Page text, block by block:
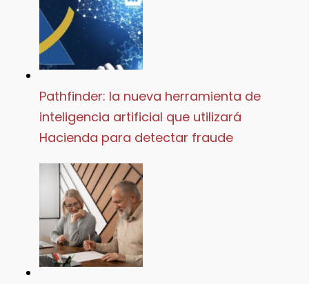
Pathfinder: la nueva herramienta de
inteligencia artificial que utilizará
Hacienda para detectar fraude